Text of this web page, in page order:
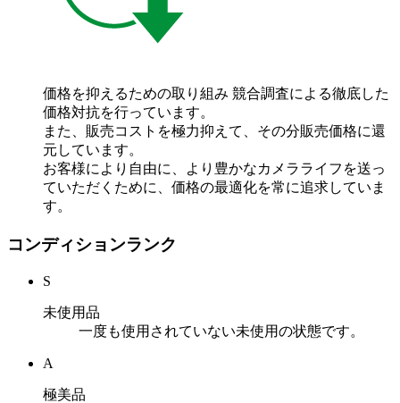
価格を抑えるための取り組み 競合調査による徹底した
価格対抗を行っています。
また、販売コストを極力抑えて、その分販売価格に還
元しています。
お客様により自由に、より豊かなカメラライフを送っ
ていただくために、価格の最適化を常に追求していま
す。
コンディションランク
S
未使用品
一度も使用されていない未使用の状態です。
A
極美品